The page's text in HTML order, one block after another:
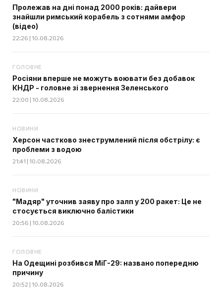
Пролежав на дні понад 2000 років: дайвери
знайшли римський корабель з сотнями амфор
(відео)
22:26 | 10.08.2026
ГОЛОВНЕ
Росіяни вперше не можуть воювати без добавок
КНДР - головне зі звернення Зеленського
22:00 | 10.08.2026
НОВИНИ
Херсон частково знеструмлений після обстрілу: є
проблеми з водою
21:41 | 10.08.2026
НОВИНИ
"Мадяр" уточнив заяву про залп у 200 ракет: Це не
стосується виключно балістики
20:56 | 10.08.2026
ГОЛОВНЕ
На Одещині розбився МіГ-29: названо попередню
причину
20:52 | 10.08.2026